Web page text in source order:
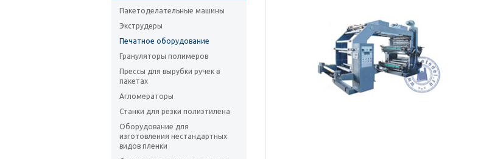
Пакетоделательные машины
Экструдеры
Печатное оборудование
Грануляторы полимеров
Прессы для вырубки ручек в
пакетах
Агломераторы
Станки для резки полиэтилена
Оборудование для
изготовления нестандартных
видов пленки